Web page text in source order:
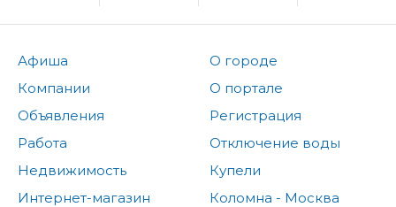
Афиша
Компании
Объявления
Работа
Недвижимость
Интернет-магазин
О городе
О портале
Регистрация
Отключение воды
Купели
Коломна - Москва